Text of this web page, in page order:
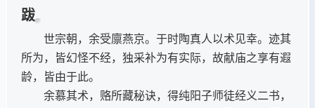
跋
世宗朝，余受廪燕京。于时陶真人以术见幸。迹其
所为，皆幻怪不经，独采补为有实际，故献庙之享有遐
龄，皆由于此。
余慕其术，赂所藏秘诀，得纯阳子师徒经义二书，